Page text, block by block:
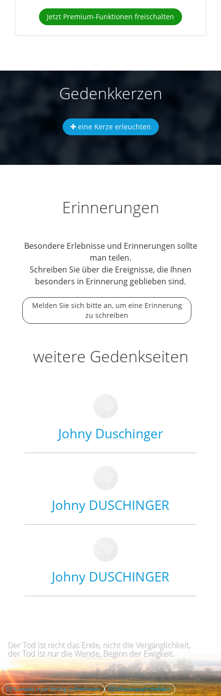
Jetzt Premium-Funktionen freischalten
Gedenkkerzen
eine Kerze erleuchten
Erinnerungen
Besondere Erlebnisse und Erinnerungen sollte
man teilen.
Schreiben Sie über die Ereignisse, die Ihnen
besonders in Erinnerung geblieben sind.
Melden Sie sich bitte an, um eine Erinnerung
zu schreiben
weitere Gedenkseiten
Johny Duschinger
Johny DUSCHINGER
Johny DUSCHINGER
Der Tod ist nicht das Ende, nicht die Vergänglichkeit,
der Tod ist nur die Wende, Beginn der Ewigkeit.
Kontakt zum Verlag aufnehmen Missbrauch melden